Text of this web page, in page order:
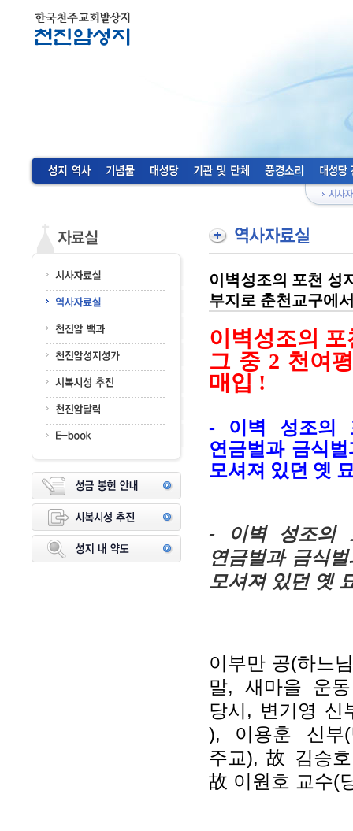
이벽성조의 포천 성
부지로 춘천교구에
이벽성조의
그 중 2 천여
매입 !
- 이벽 성조의
연금벌과 금식
모셔져 있던 옛
- 이벽 성조의
연금벌과 금식
모셔져 있던 옛
이부만 공(하느
말, 새마을 운
당시, 변기영 신
), 이용훈 신부(
주교), 故 김승
故 이원호 교수(